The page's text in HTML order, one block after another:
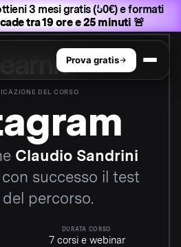
3 mesi gratis (50€) e formati
tra 19 ore e 25 minuti 🚨
Prova gratis
DEL CORSO
Claudio Sandrini
successo il test
percorso.
DURATA CORSO
7 corsi e webinar